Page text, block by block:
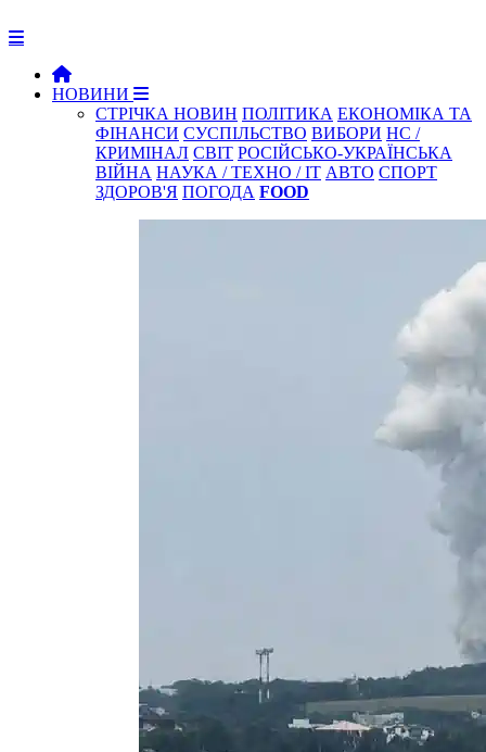
НОВИНИ
СТРІЧКА НОВИН ПОЛІТИКА ЕКОНОМІКА ТА
ФІНАНСИ СУСПІЛЬСТВО ВИБОРИ НС /
КРИМІНАЛ СВІТ РОСІЙСЬКО-УКРАЇНСЬКА
ВІЙНА НАУКА / ТЕХНО / IT АВТО СПОРТ
ЗДОРОВ'Я ПОГОДА FOOD